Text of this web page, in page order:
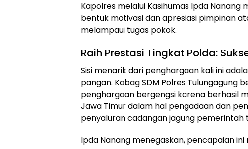
​Kapolres melalui Kasihumas Ipda
bentuk motivasi dan apresiasi pimpinan
melampaui tugas pokok.
​Raih Prestasi Tingkat Polda:
​Sisi menarik dari penghargaan kali ini
pangan. Kabag SDM Polres Tulungagung
penghargaan bergengsi karena berhasil
Jawa Timur dalam hal pengadaan dan
penyaluran cadangan jagung pemerintah
​Ipda Nanang menegaskan, pencapaian